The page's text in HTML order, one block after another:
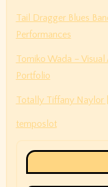
Tail Dragger Blues
Performances
Tomiko Wada –
Portfolio
Totally Tiffany Naylor
temposlot